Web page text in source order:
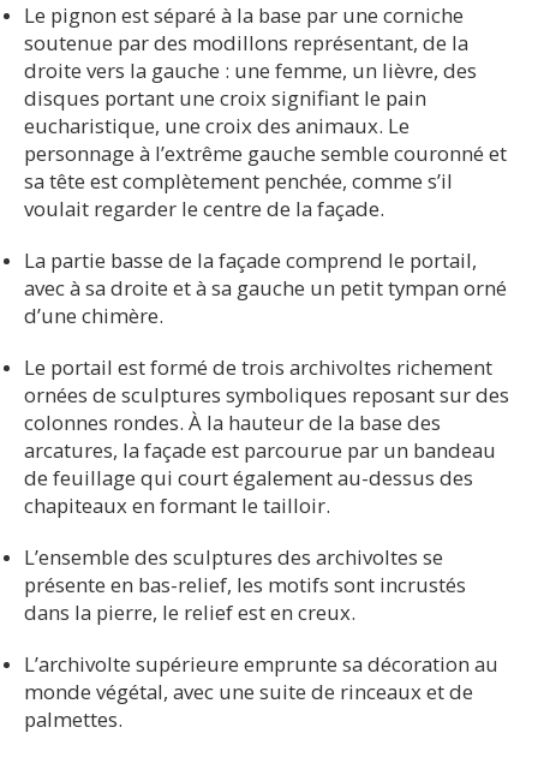
Le pignon est séparé à la base par une corniche
soutenue par des modillons représentant, de la
droite vers la gauche : une femme, un lièvre, des
disques portant une croix signifiant le pain
eucharistique, une croix des animaux. Le
personnage à l’extrême gauche semble couronné et
sa tête est complètement penchée, comme s’il
voulait regarder le centre de la façade.
La partie basse de la façade comprend le portail,
avec à sa droite et à sa gauche un petit tympan orné
d’une chimère.
Le portail est formé de trois archivoltes richement
ornées de sculptures symboliques reposant sur des
colonnes rondes. À la hauteur de la base des
arcatures, la façade est parcourue par un bandeau
de feuillage qui court également au-dessus des
chapiteaux en formant le tailloir.
L’ensemble des sculptures des archivoltes se
présente en bas-relief, les motifs sont incrustés
dans la pierre, le relief est en creux.
L’archivolte supérieure emprunte sa décoration au
monde végétal, avec une suite de rinceaux et de
palmettes.